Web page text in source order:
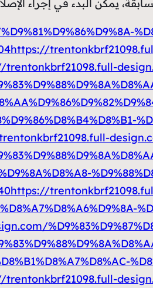
يمكن البدء في إجراء
https://
https://